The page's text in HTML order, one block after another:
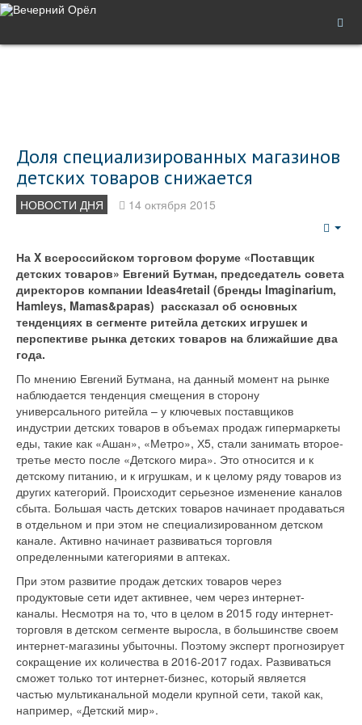
Доля специализированных магазинов
детских товаров снижается
НОВОСТИ ДНЯ 14 октября 2015
На X всероссийском торговом форуме «Поставщик
детских товаров» Евгений Бутман, председатель совета
директоров компании Ideas4retail (бренды Imaginarium,
Hamleys, Mamas&papas) рассказал об основных
тенденциях в сегменте ритейла детских игрушек и
перспективе рынка детских товаров на ближайшие два
года.
По мнению Евгений Бутмана, на данный момент на рынке
наблюдается тенденция смещения в сторону
универсального ритейла – у ключевых поставщиков
индустрии детских товаров в объемах продаж гипермаркеты
еды, такие как «Ашан», «Метро», Х5, стали занимать второе-
третье место после «Детского мира». Это относится и к
детскому питанию, и к игрушкам, и к целому ряду товаров из
других категорий. Происходит серьезное изменение каналов
сбыта. Большая часть детских товаров начинает продаваться
в отдельном и при этом не специализированном детском
канале. Активно начинает развиваться торговля
определенными категориями в аптеках.
При этом развитие продаж детских товаров через
продуктовые сети идет активнее, чем через интернет-
каналы. Несмотря на то, что в целом в 2015 году интернет-
торговля в детском сегменте выросла, в большинстве своем
интернет-магазины убыточны. Поэтому эксперт прогнозирует
сокращение их количества в 2016-2017 годах. Развиваться
сможет только тот интернет-бизнес, который является
частью мультиканальной модели крупной сети, такой как,
например, «Детский мир».